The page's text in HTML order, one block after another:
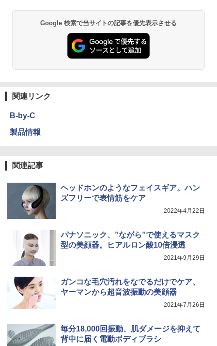
Google 検索で当サイトの記事を優先表示させる
関連リンク
B-by-C
製品情報
関連記事
ヘッドホンのようなフェイスギア。ハン
ズフリーで表情筋をケア
2022年4月22日
パナソニック、”ながら”で使えるマスク
型の美顔器。ヒアルロン酸10倍浸透
2021年9月29日
ガンコな毛穴汚れをなでるだけでケア、
ヤーマンから超音波振動の美顔器
2021年7月26日
毎分18,000回振動、肌ダメージを抑えて
背中に届く電動ボディブラシ